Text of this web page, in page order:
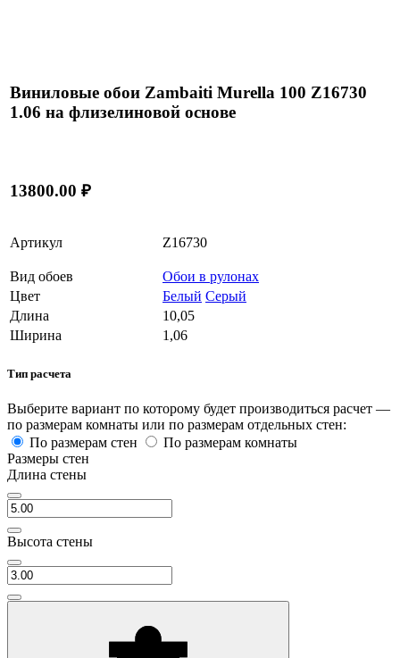
Виниловые обои Zambaiti Murella 100 Z16730
1.06 на флизелиновой основе
13800.00 ₽
Артикул Z16730
Вид обоев
Обои в рулонах
Цвет
Белый Серый
Длина
10,05
Ширина
1,06
Тип расчета
Выберите вариант по которому будет производиться расчет —
по размерам комнаты или по размерам отдельных стен:
По размерам стен
По размерам комнаты
Размеры стен
Длина стены
Высота стены